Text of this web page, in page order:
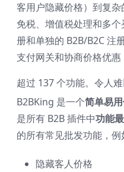
客用户隐藏价格）到复杂
免税、增值税处理和多
册和单独的 B2B/B2C 注
支付网关和协商价格优惠
超过 137 个功能。令人难
B2BKing 是一个简单易
是所有 B2B 插件中功能
的所有常见批发功能，例
隐藏客人价格